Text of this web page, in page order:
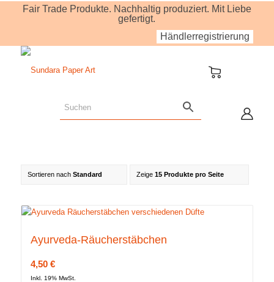
Fair Trade Produkte. Nachhaltig produziert. Mit Liebe
gefertigt.
Händlerregistrierung
Sortieren nach Standard Zeige 15 Produkte pro Seite
Ayurveda-Räucherstäbchen
4,50 €
Inkl. 19% MwSt.